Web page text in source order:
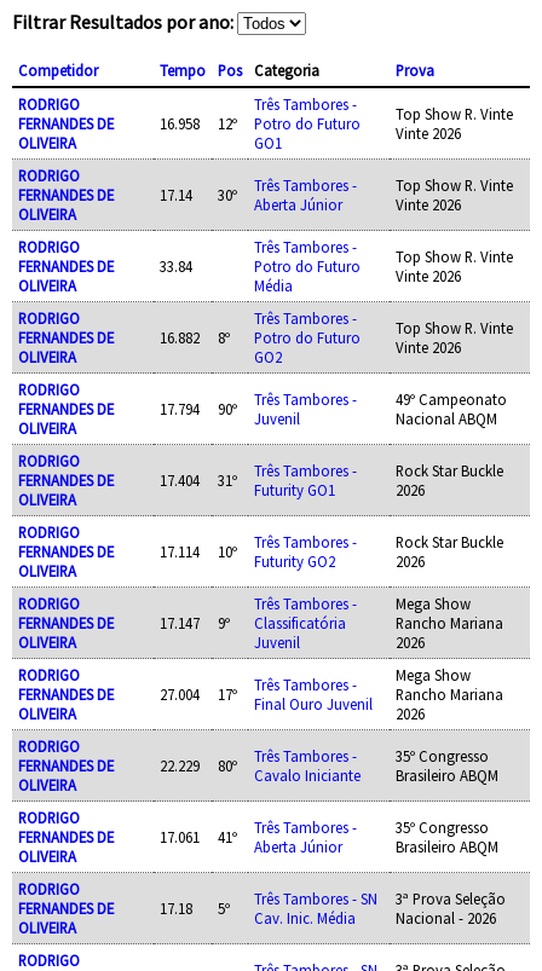
Filtrar Resultados por ano:
Competidor Tempo Pos Categoria
Prova
RODRIGO
FERNANDES DE
OLIVEIRA
16.958 12º
Três Tambores -
Potro do Futuro
GO1
Top Show R. Vinte
Vinte 2026
RODRIGO
FERNANDES DE
OLIVEIRA
17.14 30º
Três Tambores -
Aberta Júnior
Top Show R. Vinte
Vinte 2026
RODRIGO
FERNANDES DE
OLIVEIRA
33.84
Três Tambores -
Potro do Futuro
Média
Top Show R. Vinte
Vinte 2026
RODRIGO
FERNANDES DE
OLIVEIRA
16.882 8º
Três Tambores -
Potro do Futuro
GO2
Top Show R. Vinte
Vinte 2026
RODRIGO
FERNANDES DE
OLIVEIRA
17.794 90º
Três Tambores -
Juvenil
49º Campeonato
Nacional ABQM
RODRIGO
FERNANDES DE
OLIVEIRA
17.404 31º
Três Tambores -
Futurity GO1
Rock Star Buckle
2026
RODRIGO
FERNANDES DE
OLIVEIRA
17.114 10º
Três Tambores -
Futurity GO2
Rock Star Buckle
2026
RODRIGO
FERNANDES DE
OLIVEIRA
17.147 9º
Três Tambores -
Classificatória
Juvenil
Mega Show
Rancho Mariana
2026
RODRIGO
FERNANDES DE
OLIVEIRA
27.004 17º
Três Tambores -
Final Ouro Juvenil
Mega Show
Rancho Mariana
2026
RODRIGO
FERNANDES DE
OLIVEIRA
22.229 80º
Três Tambores -
Cavalo Iniciante
35º Congresso
Brasileiro ABQM
RODRIGO
FERNANDES DE
OLIVEIRA
17.061 41º
Três Tambores -
Aberta Júnior
35º Congresso
Brasileiro ABQM
RODRIGO
FERNANDES DE
OLIVEIRA
17.18 5º
Três Tambores - SN
Cav. Inic. Média
3ª Prova Seleção
Nacional - 2026
RODRIGO